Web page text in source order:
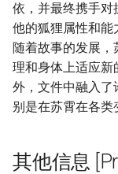
依，并最终携手对
他的狐狸属性和能
随着故事的发展
理和身体上适应新
外，文件中融入了
别是在苏霄在各类
其他信息